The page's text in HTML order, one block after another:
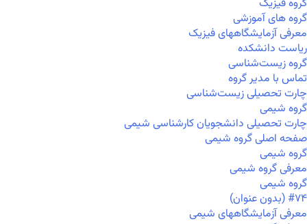
گروه فیزیک
گروه های آموزشی
معرفی آزمایشگاههای فیزیک
ریاست دانشکده
گروه زیست‌شناسی
تماس با مدیر گروه
چارت تحصیلی زیست‌شناسی
گروه شیمی
چارت تحصیلی دانشجویان کارشناسی شیمی
صفحه اصلی گروه شیمی
گروه شیمی
معرفی گروه شیمی
گروه شیمی
#۷۴ (بدون عنوان)
معرفی آزمایشگاههای شیمی